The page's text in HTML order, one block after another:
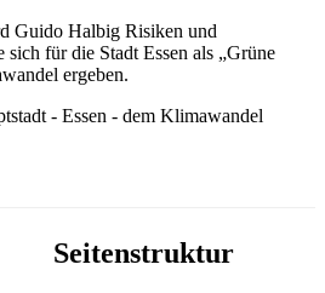
Guido Halbig Risiken und
für die Stadt Essen als „Grüne
ergeben.
Seitenstruktur